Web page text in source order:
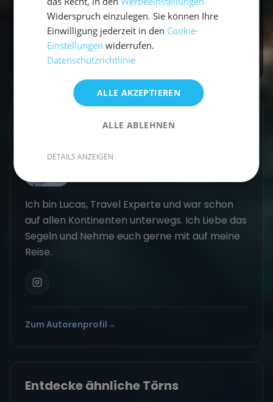
Segelboot Versicherung– welcher Schutz
nach dem Schein sinnvoll ist
GESCHRIEBEN VON
Lucas Schmitt
Ich bin Lucas, Travel Experte und war schon
auf allen Kontinenten unterwegs. Ich Liebe das
Segeln und Nehme euch gerne mit auf meine
Reise.
Zum Autorenprofil →
Entdecke ähnliche Törns
Widerspruch einzulegen. Sie können Ihre
Einwilligung jederzeit in den Cookie-
Einstellungen widerrufen.
Datenschutzrichtlinie
ALLE AKZEPTIEREN
ALLE ABLEHNEN
DETAILS ANZEIGEN